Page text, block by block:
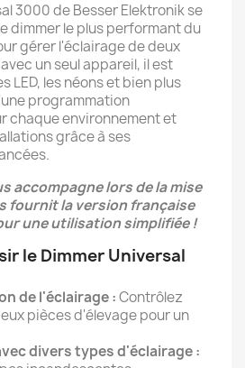
3000 de Besser Elektronik se
dimmer le plus performant du
gérer l'éclairage de deux
un seul appareil, il est
LED, les néons et bien plus
programmation
chaque environnement et
grâce à ses
accompagne lors de la mise
fournit la version française
une utilisation simplifiée !
le Dimmer Universal
de l'éclairage :Contrôlez
pièces d'élevage pour un
divers types d'éclairage :